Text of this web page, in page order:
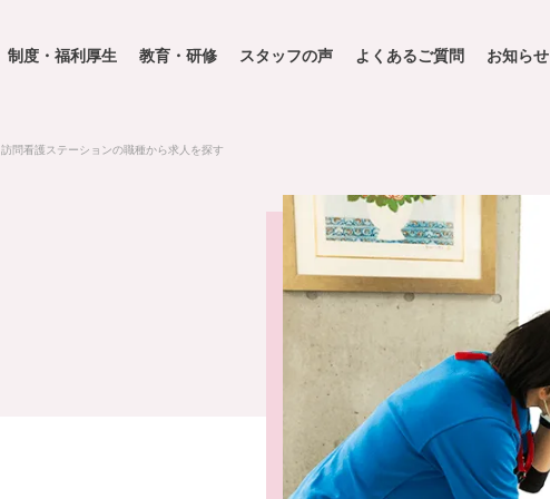
制度・福利厚生 教育・研修 スタッフの声 よくあるご質問 お知らせ
訪問看護ステーションの職種から求人を探す